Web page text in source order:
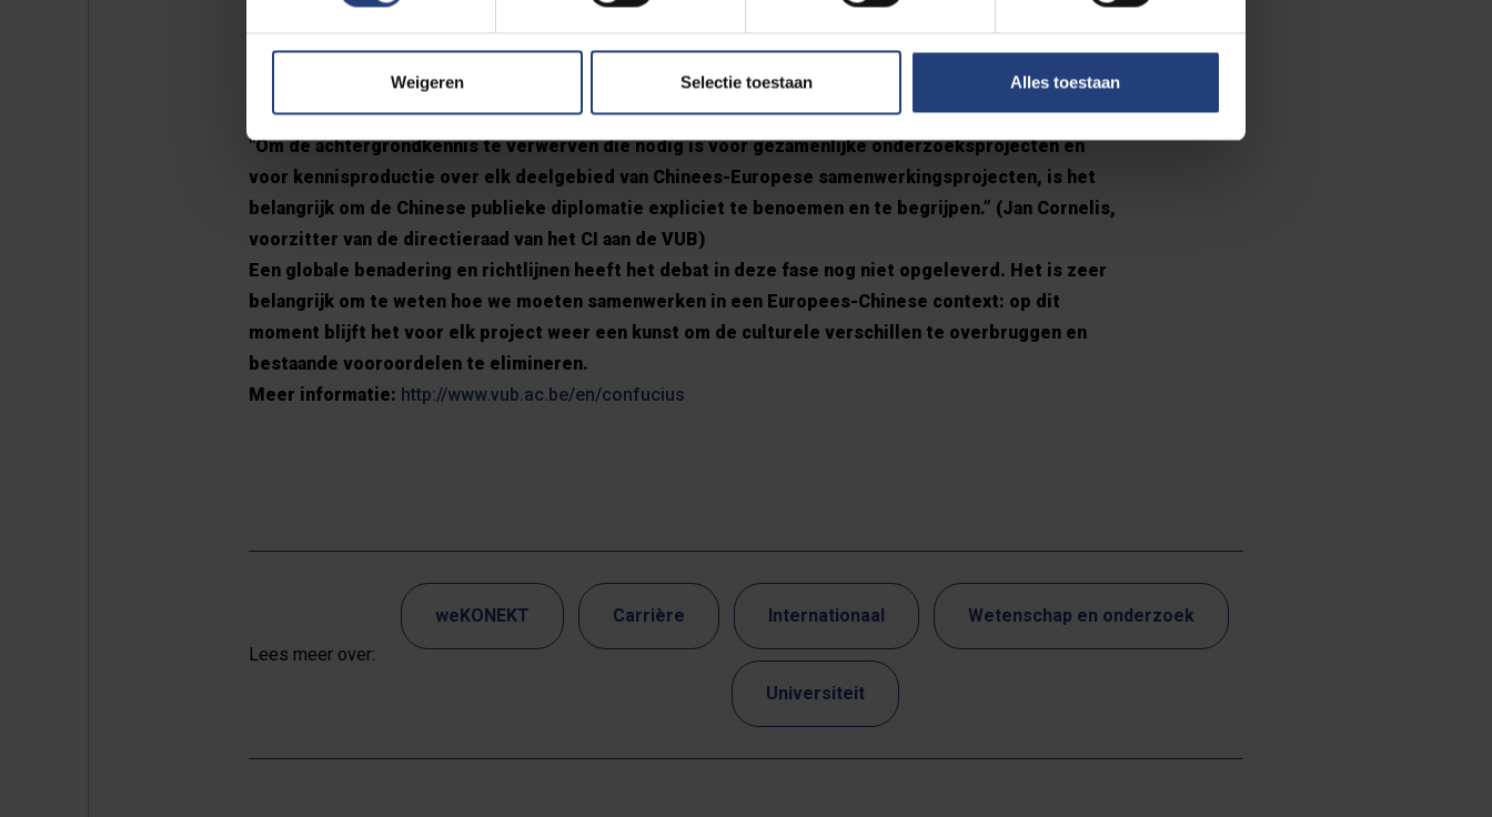
Weigeren Selectie toestaan Alles toestaan
instituut aan de VUB is een onderzoeksplatform en er mag dus verwacht worden dat kwesties als
zachte macht en economische en culturele diplomatie als onderzoeksthema's opgenomen zullen
worden in de strategische agenda van het CI.
"Om de achtergrondkennis te verwerven die nodig is voor gezamenlijke onderzoeksprojecten en
voor kennisproductie over elk deelgebied van Chinees-Europese samenwerkingsprojecten, is het
belangrijk om de Chinese publieke diplomatie expliciet te benoemen en te begrijpen.” (Jan Cornelis,
voorzitter van de directieraad van het CI aan de VUB)
Een globale benadering en richtlijnen heeft het debat in deze fase nog niet opgeleverd. Het is zeer
belangrijk om te weten hoe we moeten samenwerken in een Europees-Chinese context: op dit
moment blijft het voor elk project weer een kunst om de culturele verschillen te overbruggen en
bestaande vooroordelen te elimineren.
Meer informatie: http://www.vub.ac.be/en/confucius
Lees meer over:
weKONEKT Carrière Internationaal Wetenschap en onderzoek
Universiteit